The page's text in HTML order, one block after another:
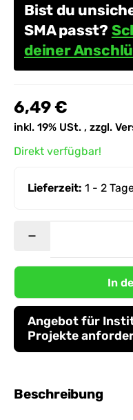
Bist du
SMA passt?
deiner
6,49 €
inkl. 19% USt. , zzgl.
Direkt verfügbar!
Lieferzeit:1 - 2
In
Angebot für
Projekte
Beschreibung